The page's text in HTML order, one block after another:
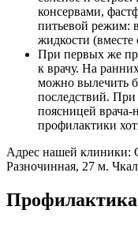
консервами,
питьевой режим:
жидкости (вместе
При первых же
к врачу. На
можно вылечить
последствий.
поясницей врача-
профилактики
Адрес нашей клиники:
Разночинная, 27 м.
Профилактика